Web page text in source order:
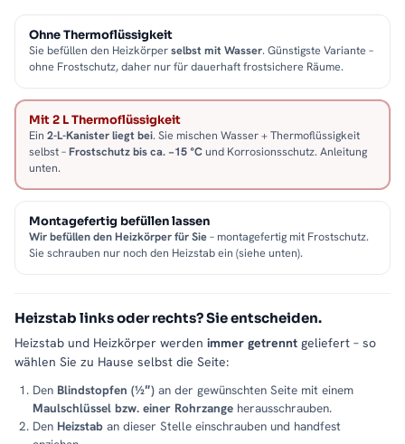
Ohne Thermoflüssigkeit
Sie befüllen den Heizkörperselbst mit Wasser. Günstigste Variante –
ohne Frostschutz, daher nur für dauerhaft frostsichere Räume.
Mit 2 L Thermoflüssigkeit
Ein 2-L-Kanister liegt bei. Sie mischen Wasser + Thermoflüssigkeit
selbst –Frostschutz bis ca. −15 °Cund Korrosionsschutz. Anleitung
unten.
Montagefertig befüllen lassen
Wir befüllen den Heizkörper für Sie– montagefertig mit Frostschutz.
Sie schrauben nur noch den Heizstab ein (siehe unten).
Heizstab links oder rechts? Sie entscheiden.
Heizstab und Heizkörper werden immer getrennt geliefert – so
wählen Sie zu Hause selbst die Seite:
Den Blindstopfen (½″) an der gewünschten Seite mit einem
Maulschlüssel bzw. einer Rohrzange herausschrauben.
Den Heizstab an dieser Stelle einschrauben und handfest